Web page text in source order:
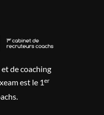
de coaching
est le 1er